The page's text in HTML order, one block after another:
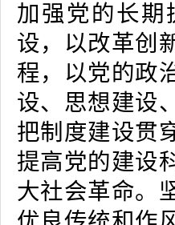
加强党的长期
设，以改革创
程，以党的政
设、思想建设
把制度建设贯
提高党的建设
大社会革命。